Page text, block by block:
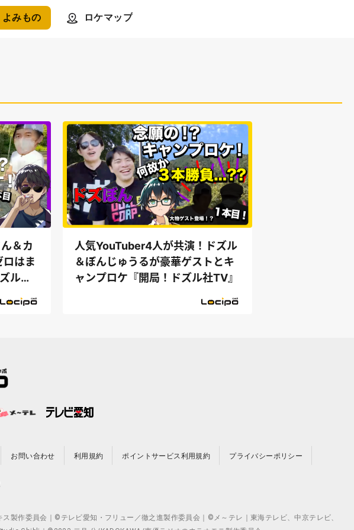
よみもの ロケマップ
＆カ
ロはま
ル社
人気YouTuber4人が共演！ドズル
＆ぼんじゅうるが豪華ゲストとキ
ャンプロケ『開局！ドズル社TV』
お問い合わせ 利用規約 ポイントサービス利用規約 プライバシーポリシー
作委員会｜©テレビ愛知・フリュー／徹之進製作委員会｜©メ～テレ｜東海テレビ、中京テレビ、